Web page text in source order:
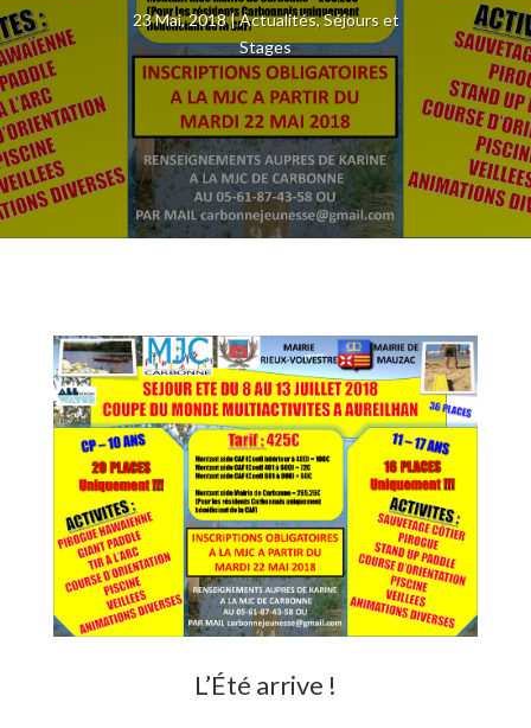
23 Mai, 2018 Actualités,Séjours et
Stages
L’Été arrive !